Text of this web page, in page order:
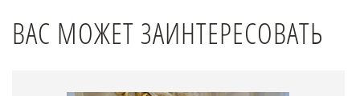
ВАС МОЖЕТ ЗАИНТЕРЕСОВАТЬ